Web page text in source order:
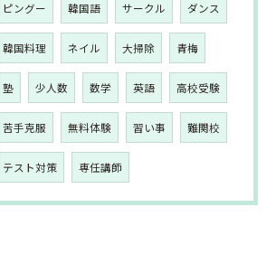
ピングー 韓国語 サークル ダンス
韓国料理 ネイル 大掃除 青梅
塾 少人数 数学 英語 高校受験
苦手克服 無料体験 習い事 難関校
テスト対策 専任講師